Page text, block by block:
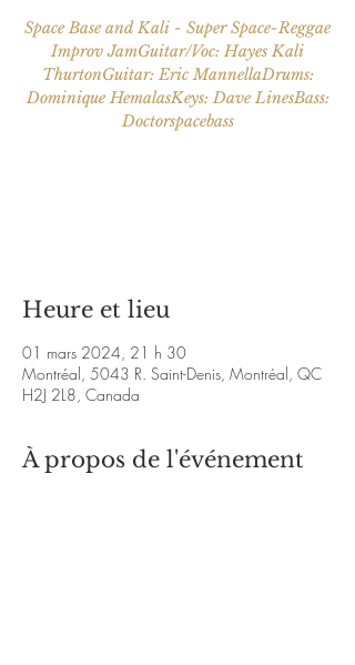
Space Base and Kali - Super Space-Reggae
Improv JamGuitar/Voc: Hayes Kali
ThurtonGuitar: Eric MannellaDrums:
Dominique HemalasKeys: Dave LinesBass:
Doctorspacebass
Heure et lieu
01 mars 2024, 21 h 30
Montréal, 5043 R. Saint-Denis, Montréal, QC
H2J 2L8, Canada
À propos de l'événement